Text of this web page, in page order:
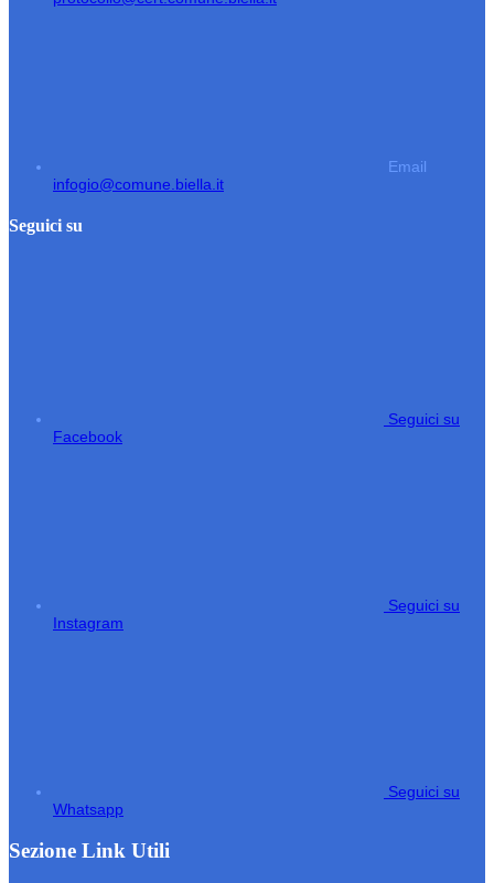
Email
infogio@comune.biella.it
Seguici su
Seguici su
Facebook
Seguici su
Instagram
Seguici su
Whatsapp
Sezione Link Utili